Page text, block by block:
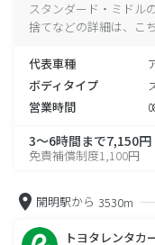
スタンダード・ミドル
捨てなどの詳細は、こ
代表車種
ボディタイプ
営業時間
3～6時間まで7,150円
免責補償制度1,100円
開明駅から 3530m
トヨタレンタカ